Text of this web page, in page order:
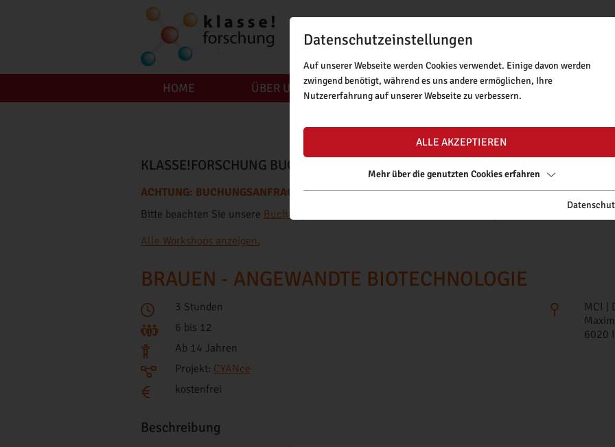
BUCHUNGSTOOL NEWSLETTER
HOME ÜBER UNS ANGEBOT & THEMEN LAUFENDE
KLASSE!FORSCHUNG BUCHUNGSTOOL
ACHTUNG: BUCHUNGSANFRAGEN FÜR DAS NEUE SCHULJAHR SIND AB FREITAG, 11.09.2026,
Bitte beachten Sie unsere Buchungsrichtlinien . Informationen zu Fördermöglichkeiten für
Alle Workshops anzeigen.
BRAUEN - ANGEWANDTE BIOTECHNOLOGIE
3 Stunden
6 bis 12
Ab 14 Jahren
Projekt: CYANce
kostenfrei
MCI |
6020
Beschreibung
Datenschutzeinstellungen
Auf unserer Webseite werden Cookies verwendet. Einige davon werden
zwingend benötigt, während es uns andere ermöglichen, Ihre
Nutzererfahrung auf unserer Webseite zu verbessern.
ALLE AKZEPTIEREN
Mehr über die genutzten Cookies erfahren